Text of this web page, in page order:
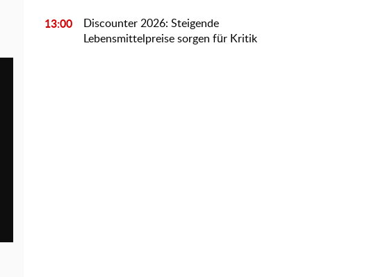
13:00
Discounter 2026: Steigende
Lebensmittelpreise sorgen für Kritik